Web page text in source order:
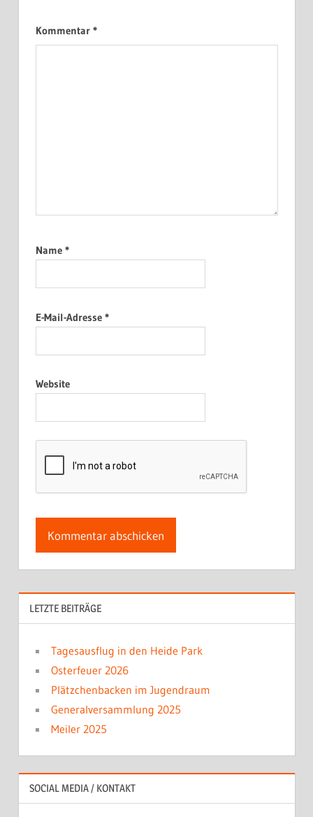
Kommentar *
Name *
E-Mail-Adresse *
Website
LETZTE BEITRÄGE
Tagesausflug in den Heide Park
Osterfeuer 2026
Plätzchenbacken im Jugendraum
Generalversammlung 2025
Meiler 2025
SOCIAL MEDIA / KONTAKT